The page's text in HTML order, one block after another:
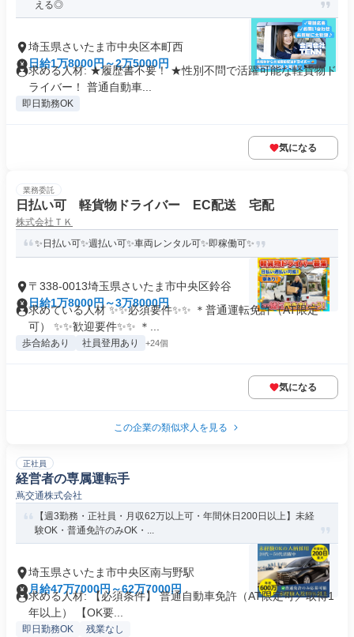
える◎
埼玉県さいたま市中央区本町西
日給1万8000円～2万5000円
求める人材: ★履歴書不要！ ★性別不問で活躍可能な軽貨物ド
ライバー！ 普通自動車...
即日勤務OK
気になる
業務委託
日払い可 軽貨物ドライバー EC配送 宅配
株式会社ＴＫ
✨日払い可✨週払い可✨車両レンタル可✨即稼働可✨
〒338-0013埼玉県さいたま市中央区鈴谷
日給1万8000円～3万8000円
求めている人材 ✨✨必須要件✨✨ ＊普通運転免許（AT限定
可） ✨✨歓迎要件✨✨ ＊...
歩合給あり 社員登用あり +24個
気になる
この企業の類似求人を見る
正社員
経営者の専属運転手
蔦交通株式会社
【週3勤務・正社員・月収62万以上可・年間休日200日以上】未経
験OK・普通免許のみOK・...
埼玉県さいたま市中央区南与野駅
月給47万7000円～62万7000円
求める人材: 【必須条件】 普通自動車免許（AT限定可／取得1
年以上） 【OK要...
即日勤務OK 残業なし